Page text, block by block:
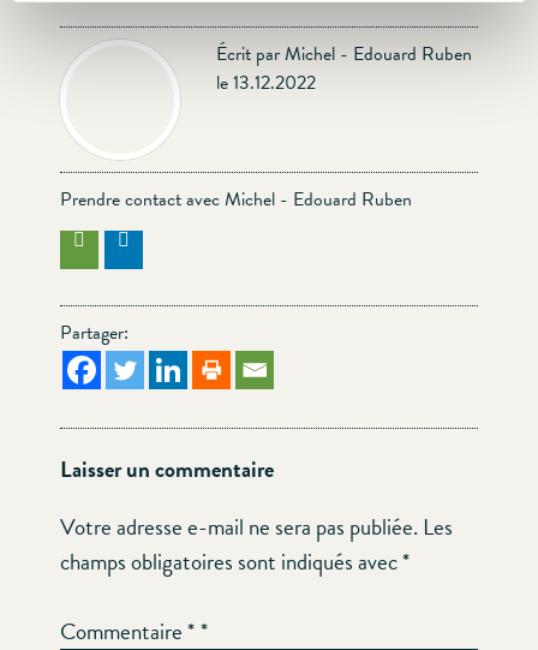
Écrit par Michel - Edouard Ruben
le 13.12.2022
Prendre contact avec Michel - Edouard Ruben
Partager:
Laisser un commentaire
Votre adresse e-mail ne sera pas publiée. Les
champs obligatoires sont indiqués avec*
Commentaire*